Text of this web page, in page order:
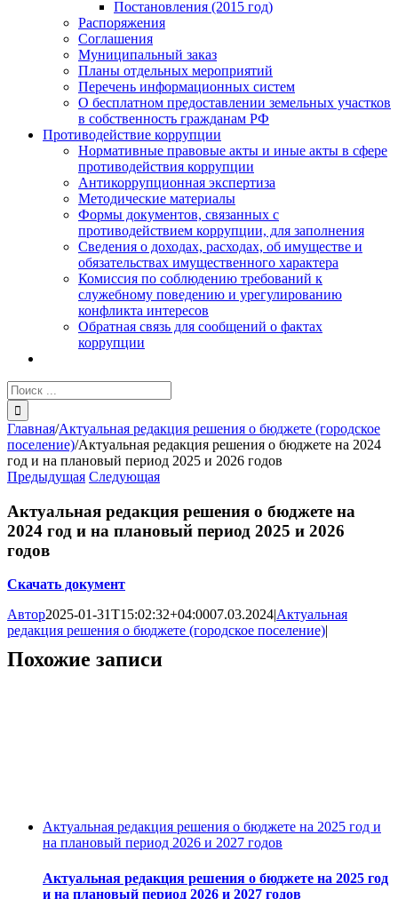
Постановления (2015 год)
Распоряжения
Соглашения
Муниципальный заказ
Планы отдельных мероприятий
Перечень информационных систем
О бесплатном предоставлении земельных участков
в собственность гражданам РФ
Противодействие коррупции
Нормативные правовые акты и иные акты в сфере
противодействия коррупции
Антикоррупционная экспертиза
Методические материалы
Формы документов, связанных с
противодействием коррупции, для заполнения
Сведения о доходах, расходах, об имуществе и
обязательствах имущественного характера
Комиссия по соблюдению требований к
служебному поведению и урегулированию
конфликта интересов
Обратная связь для сообщений о фактах
коррупции
Результат
поиска:
Главная/Актуальная редакция решения о бюджете (городское
поселение)/Актуальная редакция решения о бюджете на 2024
год и на плановый период 2025 и 2026 годов
Предыдущая Следующая
Актуальная редакция решения о бюджете на
2024 год и на плановый период 2025 и 2026
годов
Скачать документ
Автор2025-01-31T15:02:32+04:0007.03.2024|Актуальная
редакция решения о бюджете (городское поселение)|
Похожие записи
Актуальная редакция решения о бюджете на 2025 год и
на плановый период 2026 и 2027 годов
Актуальная редакция решения о бюджете на 2025 год
и на плановый период 2026 и 2027 годов